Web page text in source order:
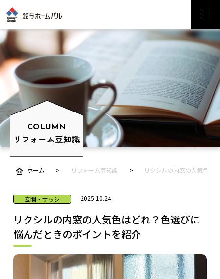
COLUMN
リフォーム豆知識
ホーム リフォーム豆知識 リクシルの内窓の人気色は
玄関・サッシ 2025.10.24
リクシルの内窓の人気色はどれ？色選びに
悩んだときのポイントを紹介